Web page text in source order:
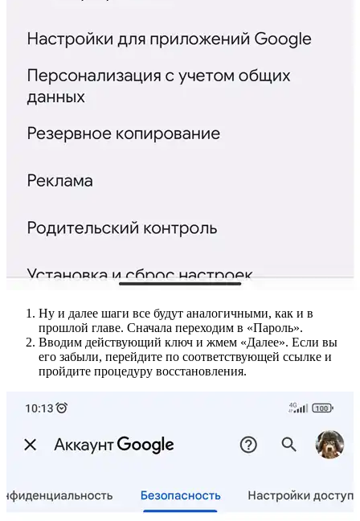
Ну и далее шаги все будут аналогичными, как и в
прошлой главе. Сначала переходим в «Пароль».
Вводим действующий ключ и жмем «Далее». Если вы
его забыли, перейдите по соответствующей ссылке и
пройдите процедуру восстановления.